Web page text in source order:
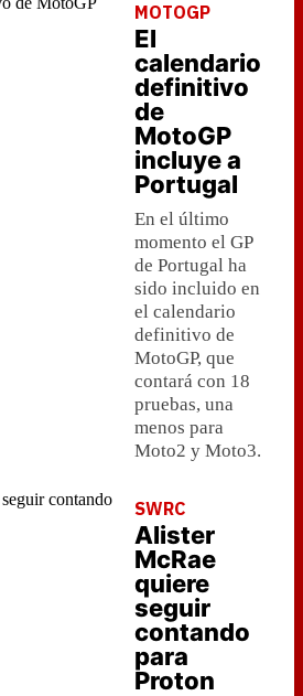
MOTOGP
El
calendario
definitivo
de
MotoGP
incluye a
Portugal
En el último
momento el GP
de Portugal ha
sido incluido en
el calendario
definitivo de
MotoGP, que
contará con 18
pruebas, una
menos para
Moto2 y Moto3.
SWRC
Alister
McRae
quiere
seguir
contando
para
Proton